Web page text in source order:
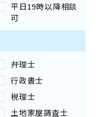
平日19時以降相談
可
弁理士
行政書士
税理士
土地家屋調査士